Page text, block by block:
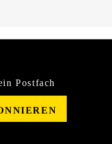
Postfach